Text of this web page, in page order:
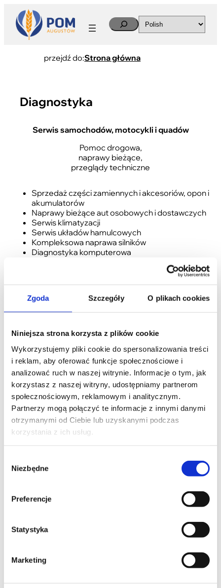
Zgoda Szczegóły O plikach cookies
Niniejsza strona korzysta z plików cookie
Wykorzystujemy pliki cookie do spersonalizowania treści
i reklam, aby oferować funkcje społecznościowe i
analizować ruch w naszej witrynie. Informacje o tym, jak
korzystasz z naszej witryny, udostępniamy partnerom
społecznościowym, reklamowym i analitycznym.
Partnerzy mogą połączyć te informacje z innymi danymi
otrzymanymi od Ciebie lub uzyskanymi podczas
korzystania z ich usług.
zgody
Niezbędne
Preferencje
Statystyka
Marketing
Search
przejdź do:Strona główna
Diagnostyka
Serwis samochodów, motocykli i quadów
Pomoc drogowa,
naprawy bieżące,
przeglądy techniczne
Sprzedaż części zamiennych i akcesoriów, opon i
akumulatorów
Naprawy bieżące aut osobowych i dostawczych
Serwis klimatyzacji
Serwis układów hamulcowych
Kompleksowa naprawa silników
Diagnostyka komputerowa
Kamil Fabrycki